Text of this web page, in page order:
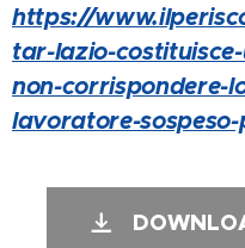
https://
tar-lazio-
non-corrispondere-
lavoratore-